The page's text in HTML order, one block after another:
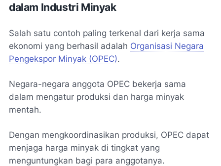
dalam Industri Minyak
Salah satu contoh paling terkenal dari kerja sama
ekonomi yang berhasil adalah Organisasi Negara
Pengekspor Minyak (OPEC).
Negara-negara anggota OPEC bekerja sama
dalam mengatur produksi dan harga minyak
mentah.
Dengan mengkoordinasikan produksi, OPEC dapat
menjaga harga minyak di tingkat yang
menguntungkan bagi para anggotanya.